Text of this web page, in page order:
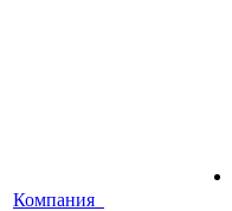
Компания